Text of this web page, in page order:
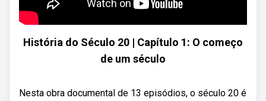
História do Século 20 | Capítulo 1: O começo
de um século
Nesta obra documental de 13 episódios, o século 20 é